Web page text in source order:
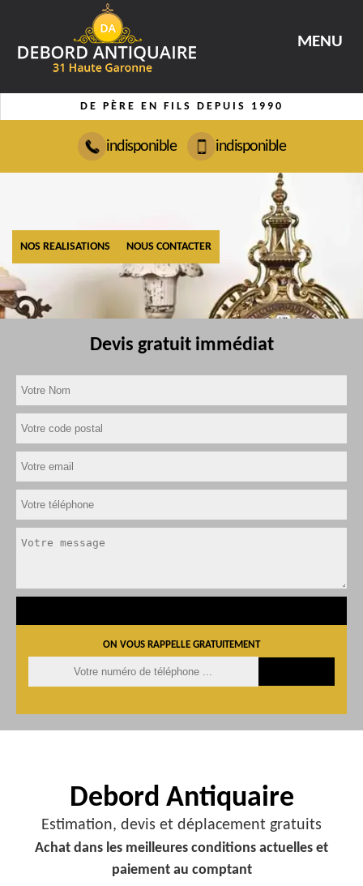
MENU
DE PÈRE EN FILS DEPUIS 1990
indisponible indisponible
NOS REALISATIONS NOUS CONTACTER
Devis gratuit immédiat
ON VOUS RAPPELLE GRATUITEMENT
Debord Antiquaire
Estimation, devis et déplacement gratuits
Achat dans les meilleures conditions actuelles et
paiement au comptant